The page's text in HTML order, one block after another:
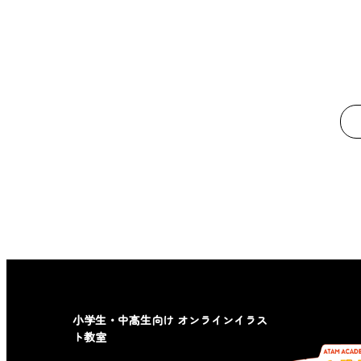
小学生・中高生向け オンラインイラス
ト教室